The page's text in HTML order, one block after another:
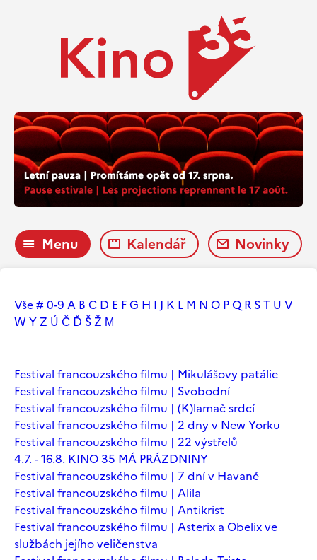
Menu Kalendář Novinky
Vše# 0-9 A B C D E FG H I J K L M N O PQ R ST U V
W YZ Ú Č Ď ŠŽ М
Festival francouzského filmu | Mikulášovy patálie
Festival francouzského filmu | Svobodní
Festival francouzského filmu | (K)lamač srdcí
Festival francouzského filmu | 2 dny v New Yorku
Festival francouzského filmu | 22 výstřelů
4.7. - 16.8. KINO 35 MÁ PRÁZDNINY
Festival francouzského filmu | 7 dní v Havaně
Festival francouzského filmu | Alila
Festival francouzského filmu | Antikrist
Festival francouzského filmu | Asterix a Obelix ve
službách jejího veličenstva